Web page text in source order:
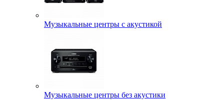
Музыкальные центры с акустикой
Музыкальные центры без акустики